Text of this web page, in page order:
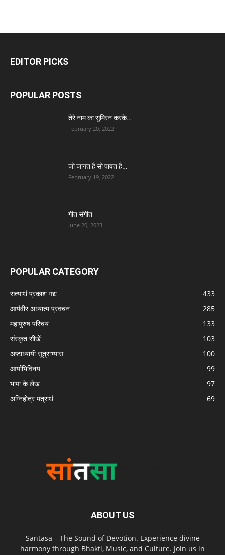
EDITOR PICKS
POPULAR POSTS
तेरे नाम का सुमिरन करके…
February 20, 2022
जो जागत है सो पावत है…
February 19, 2022
गीत संगीत
June 20, 2023
POPULAR CATEGORY
सत्यार्थ प्रकाश गद्य
433
आर्यवीर अध्यात्म प्रवचन
285
महापुरुष परिचय
133
संस्कृत सीखें
103
अष्टाध्यायी सूत्राभ्यास
100
आर्याभिविनय
99
भापा के लेख
97
अग्निहोत्र मंत्रार्थ
69
ABOUT US
Santasa – The Sound of Devotion. Experience divine
harmony through Bhakti, Music, and Culture. Join us in